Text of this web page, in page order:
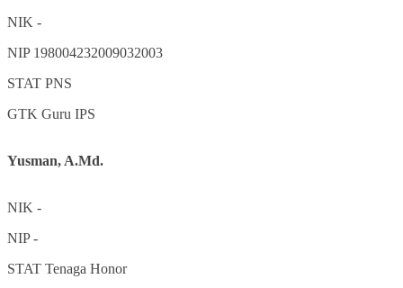
NIK -
NIP 198004232009032003
STAT PNS
GTK Guru IPS
Yusman, A.Md.
NIK -
NIP-
STAT Tenaga Honor